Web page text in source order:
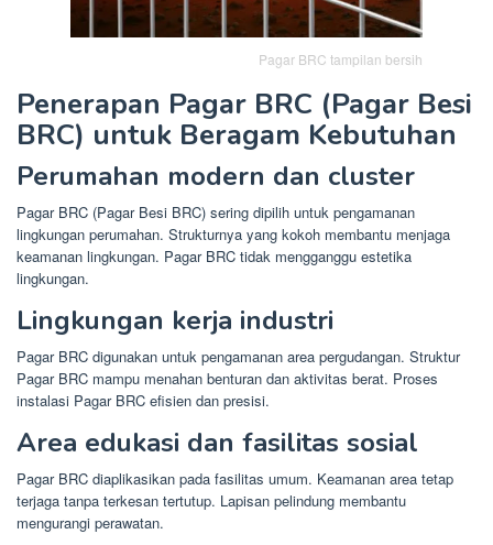
Pagar BRC tampilan bersih
Penerapan Pagar BRC (Pagar Besi
BRC) untuk Beragam Kebutuhan
Perumahan modern dan cluster
Pagar BRC (Pagar Besi BRC) sering dipilih untuk pengamanan
lingkungan perumahan. Strukturnya yang kokoh membantu menjaga
keamanan lingkungan. Pagar BRC tidak mengganggu estetika
lingkungan.
Lingkungan kerja industri
Pagar BRC digunakan untuk pengamanan area pergudangan. Struktur
Pagar BRC mampu menahan benturan dan aktivitas berat. Proses
instalasi Pagar BRC efisien dan presisi.
Area edukasi dan fasilitas sosial
Pagar BRC diaplikasikan pada fasilitas umum. Keamanan area tetap
terjaga tanpa terkesan tertutup. Lapisan pelindung membantu
mengurangi perawatan.